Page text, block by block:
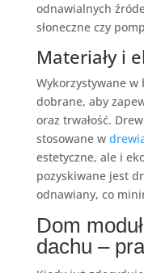
odnawialnych
słoneczne czy
Materiały i
Wykorzystywane w
dobrane, aby
oraz trwałość.
stosowane w
estetyczne, ale i
pozyskiwane jest
odnawiany, co
Dom
dachu –